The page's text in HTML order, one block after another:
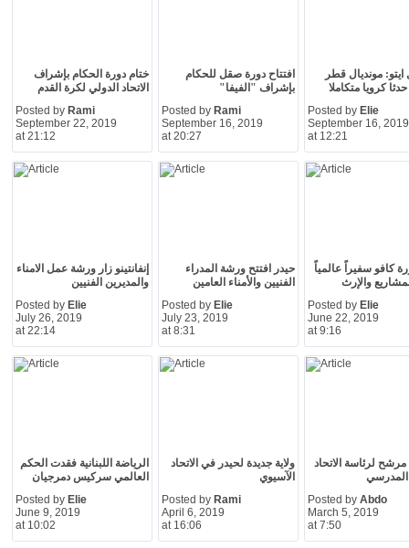
ختام دورة الحكام بإشراف
الاتحاد الدولي لكرة القدم
Posted by Rami
September 22, 2019
at 21:12
افتتاح دورة صقل للحكام
بإشراف "الفيفا"
Posted by Rami
September 16, 2019
at 20:27
مونديال قطر
كرويا متكاملا
Posted by Elie
September 16, 2019
at 12:21
إنفانتينو زار ورشة عمل الامناء
والمديرين الفنيين
Posted by Elie
July 26, 2019
at 22:14
حيدر افتتح ورشة المدراء
الفنيين والأمناء العامين
Posted by Elie
July 23, 2019
at 8:31
كافو سفيراً عالمياً
والإرث
Posted by Elie
June 22, 2019
at 9:16
الرياضة اللبنانية فقدت الحكم
العالمي سركيس دمرجيان
Posted by Elie
June 9, 2019
at 10:02
ولاية جديدة لحيدر في الاتحاد
الآسيوي
Posted by Rami
April 6, 2019
at 16:06
لرئاسة الاتحاد
المدرسي
Posted by Abdo
March 5, 2019
at 7:50